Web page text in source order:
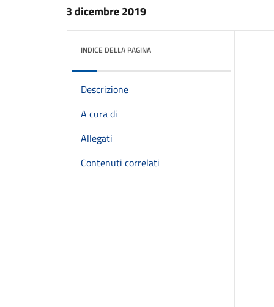
3 dicembre 2019
INDICE DELLA PAGINA
Descrizione
A cura di
Allegati
Contenuti correlati